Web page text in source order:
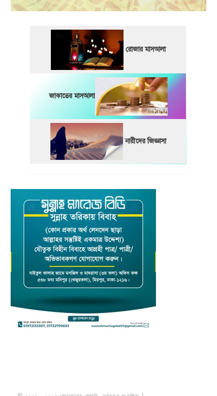
রোজার মাসআলা
জাকাতের মাসআলা
নারীদের জিজ্ঞাসা